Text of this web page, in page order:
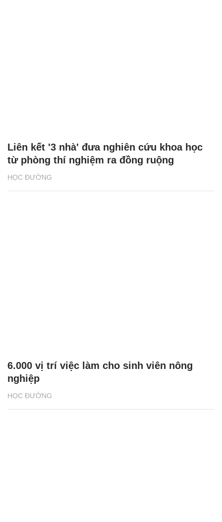
HỌC ĐƯỜNG
Liên kết '3 nhà' đưa nghiên cứu khoa học
từ phòng thí nghiệm ra đồng ruộng
HỌC ĐƯỜNG
6.000 vị trí việc làm cho sinh viên nông
nghiệp